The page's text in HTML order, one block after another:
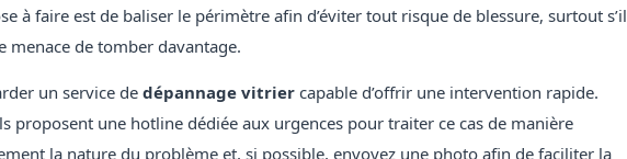
à faire est de baliser le périmètre afin d’éviter tout risque de blessure, surtout s’il
menace de tomber davantage.
un service de dépannage vitrier capable d’offrir une intervention rapide.
proposent une hotline dédiée aux urgences pour traiter ce cas de manière
la nature du problème et, si possible, envoyez une photo afin de faciliter la